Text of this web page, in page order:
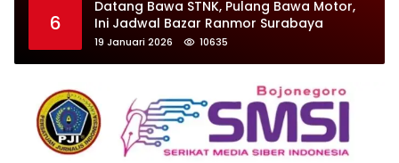
6
Datang Bawa STNK, Pulang Bawa Motor,
Ini Jadwal Bazar Ranmor Surabaya
19 Januari 2026 10635